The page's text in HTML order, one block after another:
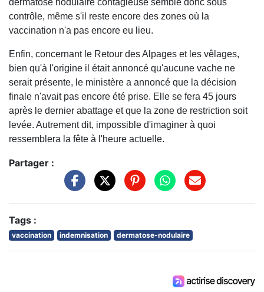
dermatose nodulaire contagieuse semble donc sous
contrôle, même s'il reste encore des zones où la
vaccination n'a pas encore eu lieu.
Enfin, concernant le Retour des Alpages et les vêlages,
bien qu'à l'origine il était annoncé qu'aucune vache ne
serait présente, le ministère a annoncé que la décision
finale n'avait pas encore été prise. Elle se fera 45 jours
après le dernier abattage et que la zone de restriction soit
levée. Autrement dit, impossible d'imaginer à quoi
ressemblera la fête à l'heure actuelle.
Partager :
Tags :
vaccination indemnisation dermatose-nodulaire